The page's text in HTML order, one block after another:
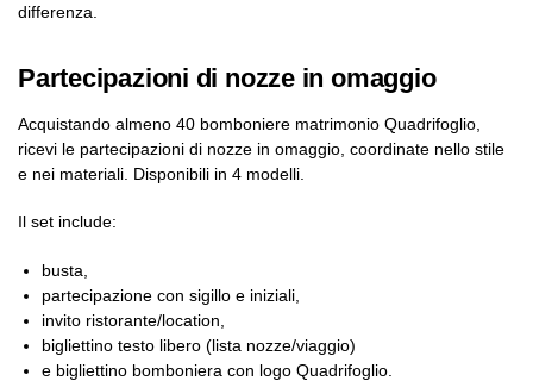
differenza.
Partecipazioni di nozze in omaggio
Acquistando almeno 40 bomboniere matrimonio Quadrifoglio,
ricevi le partecipazioni di nozze in omaggio, coordinate nello stile
e nei materiali. Disponibili in 4 modelli.
Il set include:
busta,
partecipazione con sigillo e iniziali,
invito ristorante/location,
bigliettino testo libero (lista nozze/viaggio)
e bigliettino bomboniera con logo Quadrifoglio.